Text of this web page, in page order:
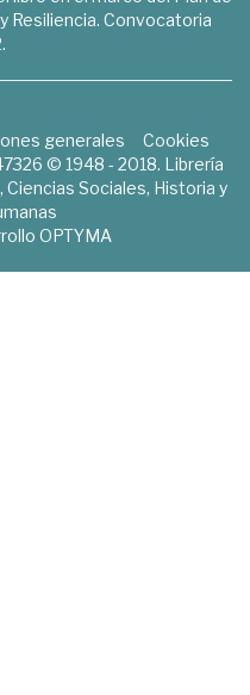
Resiliencia. Convocatoria
generales
Cookies
© 1948 - 2018. Librería
Sociales, Historia y
OPTYMA